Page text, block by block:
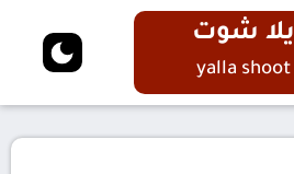
يلا شوت
yalla shoot